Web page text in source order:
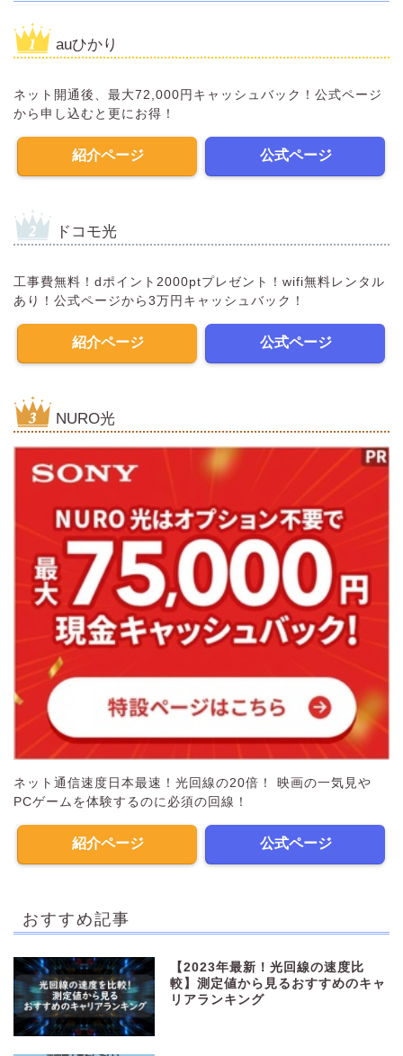
auひかり
ネット開通後、最大72,000円キャッシュバック！公式ページ
から申し込むと更にお得！
紹介ページ 公式ページ
ドコモ光
工事費無料！dポイント2000ptプレゼント！wifi無料レンタル
あり！公式ページから3万円キャッシュバック！
紹介ページ 公式ページ
NURO光
ネット通信速度日本最速！光回線の20倍！ 映画の一気見や
PCゲームを体験するのに必須の回線！
紹介ページ 公式ページ
おすすめ記事
【2023年最新！光回線の速度比
較】測定値から見るおすすめのキャ
リアランキング